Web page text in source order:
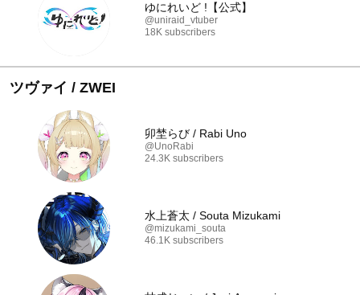
ゆにれいど !【公式】
@uniraid_vtuber
18K subscribers
ツヴァイ / ZWEI
卯埜らび / Rabi Uno
@UnoRabi
24.3K subscribers
水上蒼太 / Souta Mizukami
@mizukami_souta
46.1K subscribers